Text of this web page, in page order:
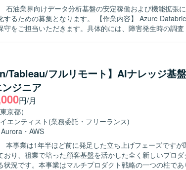
石油業界向けデータ分析基盤の安定稼働および機能拡張
なります。 【作業内容】 Azure Databricks上のDWHおよびETL
守をご担当いただきます。具体的には、障害発生時の調
けた運用改善やチューニングもご対応いただきます。 【求める人物像】 デー
責任感を持ち、障害発生時にも落ち着いて状況整理と関係
ます。新しいクラウドサービスやデータ関連技術に対して
ができる方にマッチするポジションです。 【ポジションの魅力】 Azure
心としたモダンなデータ基盤運用に携わることで、クラ
経験を一貫して積むことができます。大規模なデータ処理
か、今後需要が高まるクラウドデータエンジニアリング領
ウドDWH・ETL基盤上で、
Gold構造によるデータ加工を行っております。ジョブ管
可視化基盤としてはDomoを採用しています。
Tableau/フルリモート】AIナレッジ基
ジニア
円/月
京都）
エンティスト (業務委託・フリーランス)
Aurora ・ AWS
本事業は1年半ほど前に発足した立ち上げフェーズです
おり、祖業で培った顧客基盤を活かした全く新しいプロ
状況です。本事業はマルチプロダクト戦略の一つの柱で